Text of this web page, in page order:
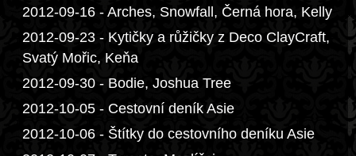
2012-09-16 - Arches, Snowfall, Černá hora, Kelly
2012-09-23 - Kytičky a růžičky z Deco ClayCraft,
Svatý Mořic, Keňa
2012-09-30 - Bodie, Joshua Tree
2012-10-05 - Cestovní deník Asie
2012-10-06 - Štítky do cestovního deníku Asie